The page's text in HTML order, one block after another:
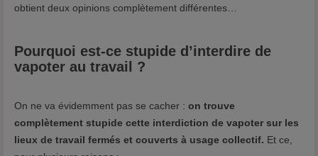
obtient deux opinions complètement différentes…
Pourquoi est-ce stupide d’interdire de
vapoter au travail ?
On ne va évidemment pas se cacher : on trouve
complètement stupide cette interdiction de vapoter sur les
lieux de travail fermés et couverts à usage collectif. Et ce,